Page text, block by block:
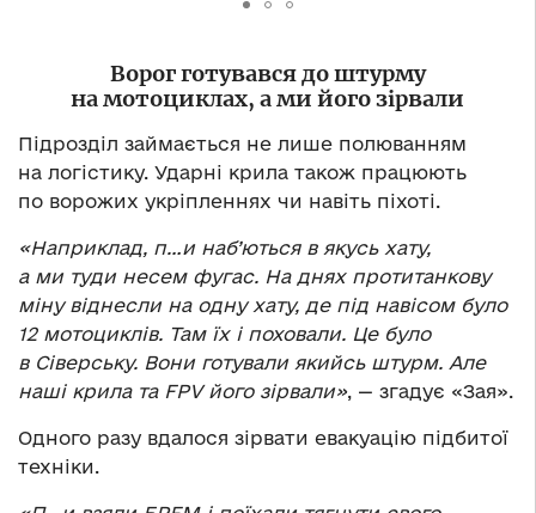
Ворог готувався до штурму
на мотоциклах, а ми його зірвали
Підрозділ займається не лише полюванням
на логістику. Ударні крила також працюють
по ворожих укріпленнях чи навіть піхоті.
«Наприклад, п…и наб’ються в якусь хату,
а ми туди несем фугас. На днях протитанкову
міну віднесли на одну хату, де під навісом було
12 мотоциклів. Там їх і поховали. Це було
в Сіверську. Вони готували якийсь штурм. Але
наші крила та FPV його зірвали», — згадує «Зая».
Одного разу вдалося зірвати евакуацію підбитої
техніки.